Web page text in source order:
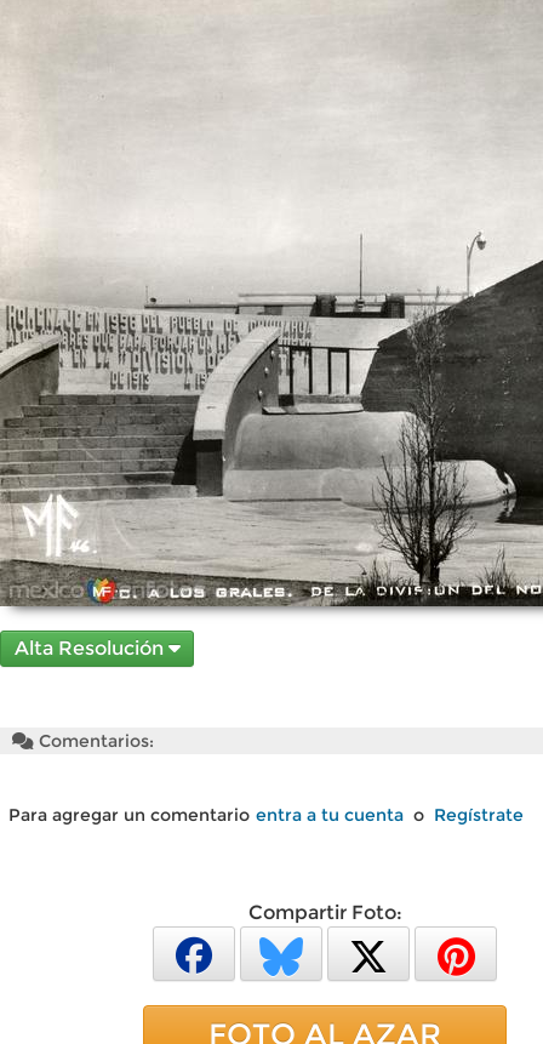
Alta Resolución
Comentarios:
Para agregar un comentario entra a tu cuenta o Regístrate
Compartir Foto:
FOTO AL AZAR